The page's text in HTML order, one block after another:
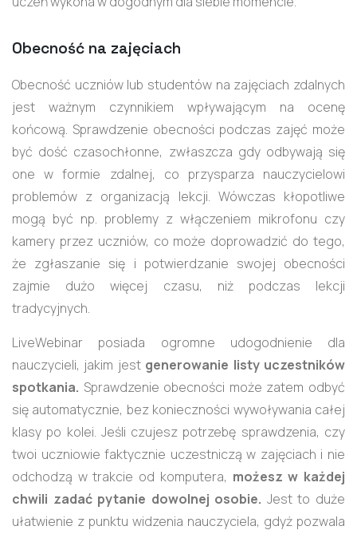
Obecność na zajęciach
Obecność uczniów lub studentów na zajęciach zdalnych
jest ważnym czynnikiem wpływającym na ocenę
końcową. Sprawdzenie obecności podczas zajęć może
być dość czasochłonne, zwłaszcza gdy odbywają się
one w formie zdalnej, co przysparza nauczycielowi
problemów z organizacją lekcji. Wówczas kłopotliwe
mogą być np. problemy z włączeniem mikrofonu czy
kamery przez uczniów, co może doprowadzić do tego,
że zgłaszanie się i potwierdzanie swojej obecności
zajmie dużo więcej czasu, niż podczas lekcji
tradycyjnych.
LiveWebinar posiada ogromne udogodnienie dla
nauczycieli, jakim jest generowanie listy uczestników
spotkania. Sprawdzenie obecności może zatem odbyć
się automatycznie, bez konieczności wywoływania całej
klasy po kolei. Jeśli czujesz potrzebę sprawdzenia, czy
twoi uczniowie faktycznie uczestniczą w zajęciach i nie
odchodzą w trakcie od komputera, możesz w każdej
chwili zadać pytanie dowolnej osobie. Jest to duże
ułatwienie z punktu widzenia nauczyciela, gdyż pozwala